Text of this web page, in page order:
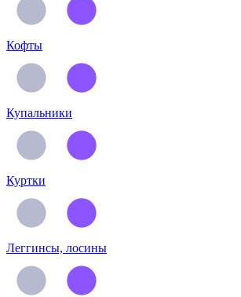
Кофты
Купальники
Куртки
Леггинсы, лосины